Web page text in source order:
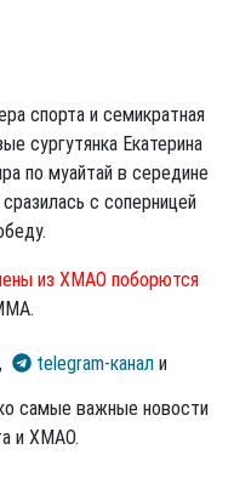
спорта и семикратная
сургутянка Екатерина
по муайтай в середине
с соперницей
из ХМАО поборются
, telegram-канал и
самые важные новости
и ХМАО.